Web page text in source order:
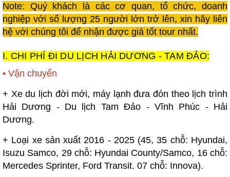
Note: Quý khách là các cơ quan, tổ chức, doanh
nghiệp với số lượng 25 người lớn trở lên, xin hãy liên
hệ với chúng tôi để nhận được giá tốt tour nhất.
I. CHI PHÍ ĐI DU LỊCH HẢI DƯƠNG - TAM ĐẢO:
• Vận chuyển
+ Xe du lịch đời mới, máy lạnh đưa đón theo lịch trình
Hải Dương - Du lịch Tam Đảo - Vĩnh Phúc - Hải
Dương.
+ Loại xe sản xuất 2016 - 2025 (45, 35 chỗ: Hyundai,
Isuzu Samco, 29 chỗ: Hyundai County/Samco, 16 chỗ:
Mercedes Sprinter, Ford Transit. 07 chỗ: Innova).